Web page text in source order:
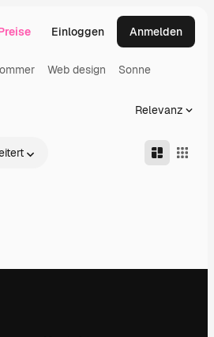
Einloggen Anmelden
Web design Sonne
Relevanz